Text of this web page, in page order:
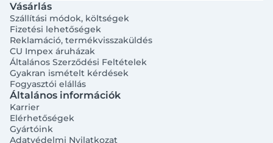
Vásárlás
Szállítási módok, költségek
Fizetési lehetőségek
Reklamáció, termékvisszaküldés
CU Impex áruházak
Általános Szerződési Feltételek
Gyakran ismételt kérdések
Fogyasztói elállás
Általános információk
Karrier
Elérhetőségek
Gyártóink
Adatvédelmi Nyilatkozat